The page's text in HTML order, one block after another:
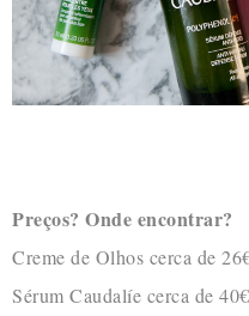
Preços? Onde encontrar?
Creme de Olhos cerca de
Sérum Caudalíe cerca de